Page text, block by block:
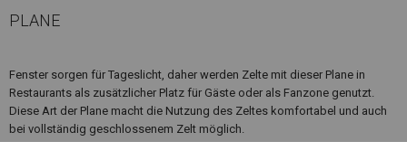
PLANE
Fenster sorgen für Tageslicht, daher werden Zelte mit dieser Plane in
Restaurants als zusätzlicher Platz für Gäste oder als Fanzone genutzt.
Diese Art der Plane macht die Nutzung des Zeltes komfortabel und auch
bei vollständig geschlossenem Zelt möglich.